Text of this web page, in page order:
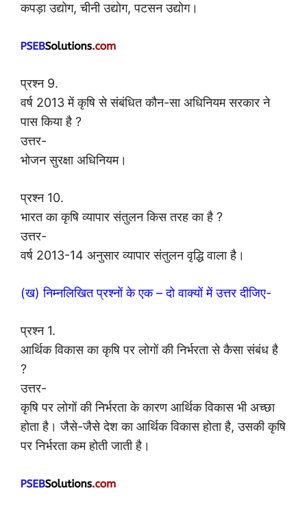
कपड़ा उद्योग, चीनी उद्योग, पटसन उद्योग।
प्रश्न 9.
वर्ष 2013 में कृषि से संबंधित कौन-सा अधिनियम सरकार ने
पास किया है ?
उत्तर-
भोजन सुरक्षा अधिनियम।
प्रश्न 10.
भारत का कृषि व्यापार संतुलन किस तरह का है ?
उत्तर-
वर्ष 2013-14 अनुसार व्यापार संतुलन वृद्धि वाला है।
(ख) निम्नलिखित प्रश्नों के एक – दो वाक्यों में उत्तर दीजिए-
प्रश्न 1.
आर्थिक विकास का कृषि पर लोगों की निर्भरता से कैसा संबंध है
?
उत्तर-
कृषि पर लोगों की निर्भरता के कारण आर्थिक विकास भी अच्छा
होता है। जैसे-जैसे देश का आर्थिक विकास होता है, उसकी कृषि
पर निर्भरता कम होती जाती है।